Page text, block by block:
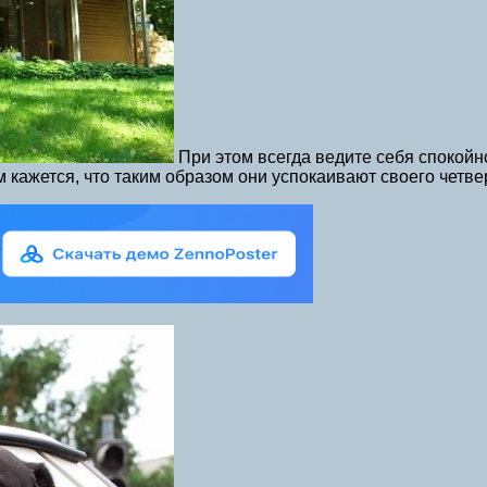
При этом всегда ведите себя
что таким образом они успокаивают своего